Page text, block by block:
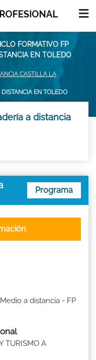
FORMATIVO FP
EN TOLEDO
CASTILLA LA
EN TOLEDO
a distancia
Programa
a distancia - FP
TURISMO A